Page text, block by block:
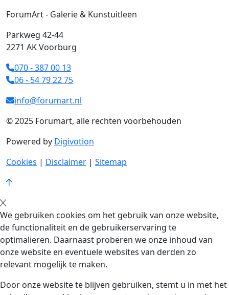
ForumArt - Galerie & Kunstuitleen
Parkweg 42-44
2271 AK Voorburg
070 - 387 00 13
06 - 54 79 22 75
info@forumart.nl
© 2025 Forumart, alle rechten voorbehouden
Powered by Digivotion
Cookies | Disclaimer | Sitemap
We gebruiken cookies om het gebruik van onze website,
de functionaliteit en de gebruikerservaring te
optimalieren. Daarnaast proberen we onze inhoud van
onze website en eventuele websites van derden zo
relevant mogelijk te maken.
Door onze website te blijven gebruiken, stemt u in met het